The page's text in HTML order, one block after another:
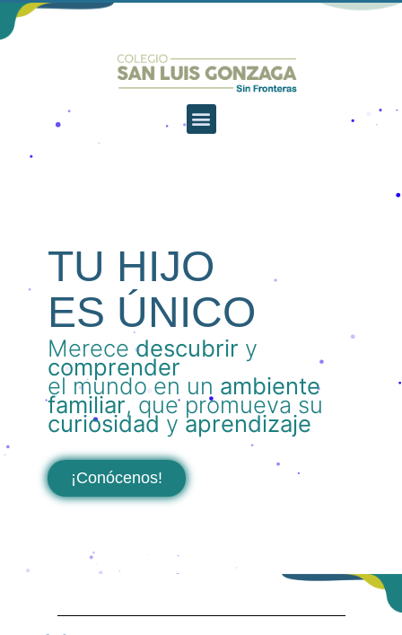
TU HIJO
ES ÚNICO
Merecedescubrir y
comprender
el mundo en un ambiente
familiar, que promueva su
curiosidad y aprendizaje
¡Conócenos!